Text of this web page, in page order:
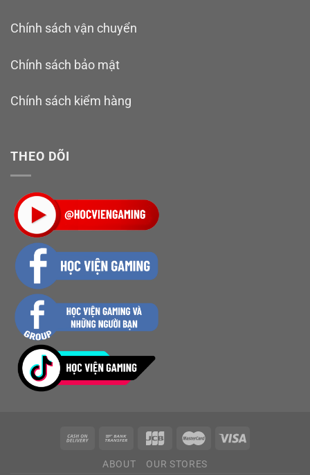
Chính sách vận chuyển
Chính sách bảo mật
Chính sách kiểm hàng
THEO DÕI
ABOUT OUR STORES